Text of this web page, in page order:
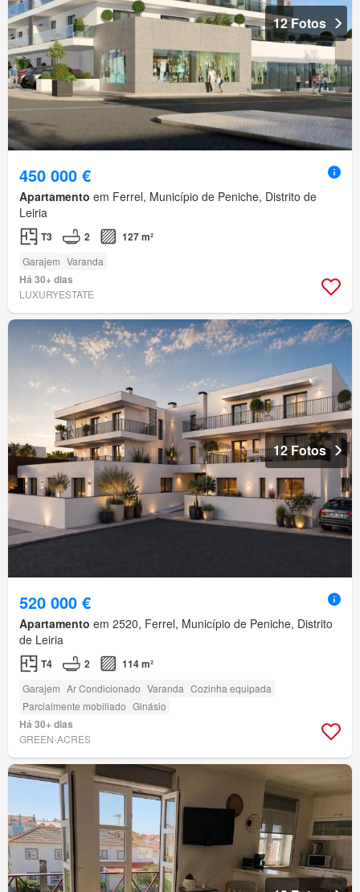
12 Fotos
450 000 €
Apartamento em Ferrel, Município de Peniche, Distrito de
Leiria
T3 2 127 m²
Garajem Varanda
Há 30+ dias
LUXURYESTATE
12 Fotos
520 000 €
Apartamento em 2520, Ferrel, Município de Peniche, Distrito
de Leiria
T4 2 114 m²
Garajem Ar Condicionado Varanda Cozinha equipada
Parcialmente mobiliado Ginásio
Há 30+ dias
GREEN-ACRES